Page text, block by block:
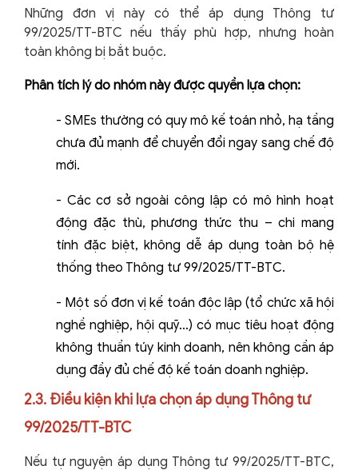
Những đơn vị này có thể áp dụng Thông tư
99/2025/TT-BTC nếu thấy phù hợp, nhưng hoàn
toàn không bị bắt buộc.
Phân tích lý do nhóm này được quyền lựa chọn:
- SMEs thường có quy mô kế toán nhỏ, hạ tầng
chưa đủ mạnh để chuyển đổi ngay sang chế độ
mới.
- Các cơ sở ngoài công lập có mô hình hoạt
động đặc thù, phương thức thu – chi mang
tính đặc biệt, không dễ áp dụng toàn bộ hệ
thống theo Thông tư 99/2025/TT-BTC.
- Một số đơn vị kế toán độc lập (tổ chức xã hội
nghề nghiệp, hội quỹ…) có mục tiêu hoạt động
không thuần túy kinh doanh, nên không cần áp
dụng đầy đủ chế độ kế toán doanh nghiệp.
2.3. Điều kiện khi lựa chọn áp dụng Thông tư
99/2025/TT-BTC
Nếu tự nguyện áp dụng Thông tư 99/2025/TT-BTC,